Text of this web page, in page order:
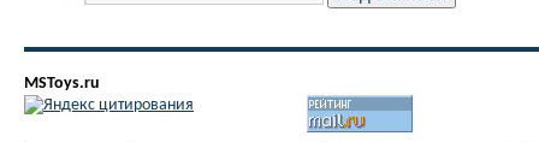
MSToys.ru